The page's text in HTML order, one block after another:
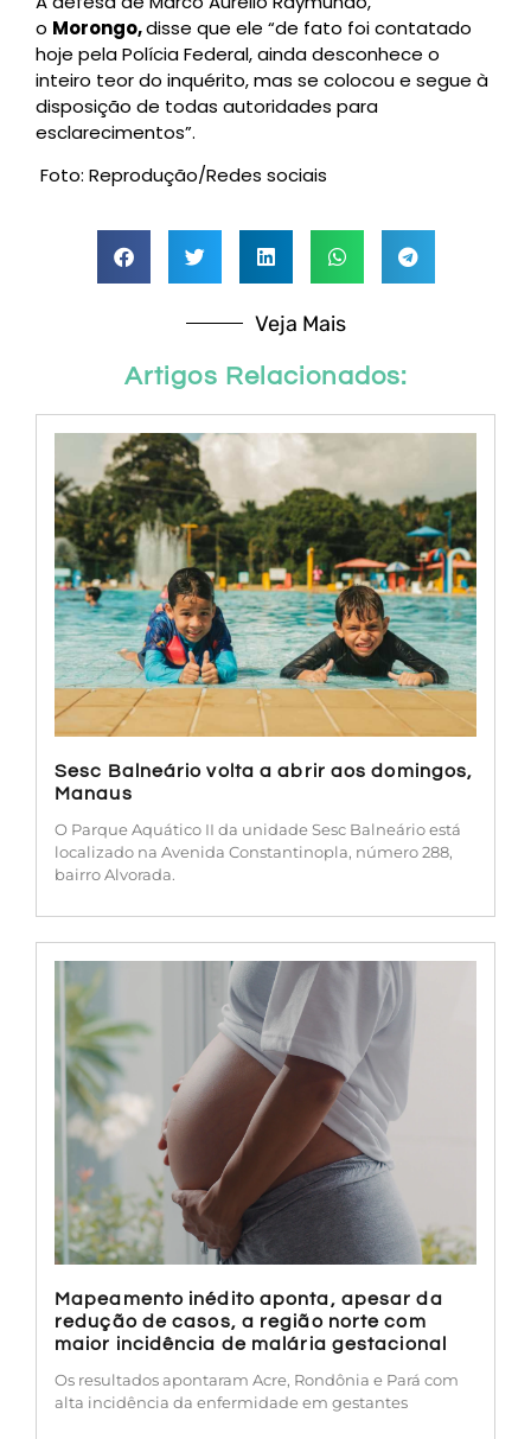
o Morongo,disse que ele “de fato foi contatado
hoje pela Polícia Federal, ainda desconhece o
inteiro teor do inquérito, mas se colocou e segue à
disposição de todas autoridades para
esclarecimentos”.
Foto: Reprodução/Redes sociais
Veja Mais
Artigos Relacionados:
Sesc Balneário volta a abrir aos domingos,
Manaus
O Parque Aquático II da unidade Sesc Balneário está
localizado na Avenida Constantinopla, número 288,
bairro Alvorada.
Mapeamento inédito aponta, apesar da
redução de casos, a região norte com
maior incidência de malária gestacional
Os resultados apontaram Acre, Rondônia e Pará com
alta incidência da enfermidade em gestantes